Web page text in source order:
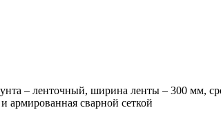
– ленточный, ширина ленты – 300 мм,
армированная сварной сеткой